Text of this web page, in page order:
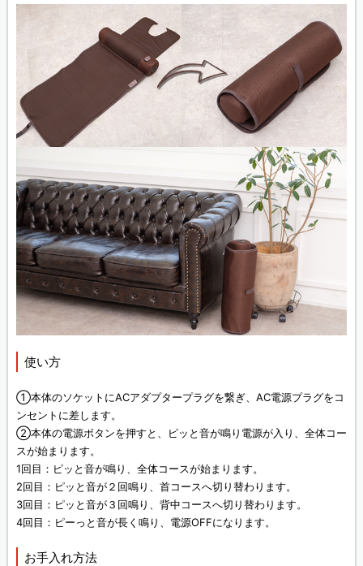
使い方
①本体のソケットにACアダプタープラグを繋ぎ、AC電源プラグをコ
ンセントに差します。
②本体の電源ボタンを押すと、ピッと音が鳴り電源が入り、全体コー
スが始まります。
1回目：ピッと音が鳴り、全体コースが始まります。
2回目：ピッと音が２回鳴り、首コースへ切り替わります。
3回目：ピッと音が３回鳴り、背中コースへ切り替わります。
4回目：ピーっと音が長く鳴り、電源OFFになります。
お手入れ方法